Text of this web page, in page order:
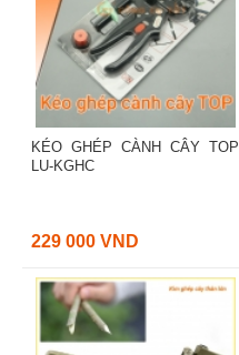
KÉO GHÉP CÀNH CÂY TOP
LU-KGHC
229 000 VND